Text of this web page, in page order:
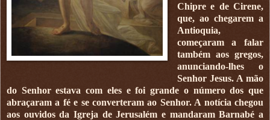
Chipre e de Cirene,
que, ao chegarem a
Antioquia,
começaram a falar
também aos gregos,
anunciando-lhes o
Senhor Jesus. A mão
do Senhor estava com eles e foi grande o número dos que
abraçaram a fé e se converteram ao Senhor. A notícia chegou
aos ouvidos da Igreja de Jerusalém e mandaram Barnabé a